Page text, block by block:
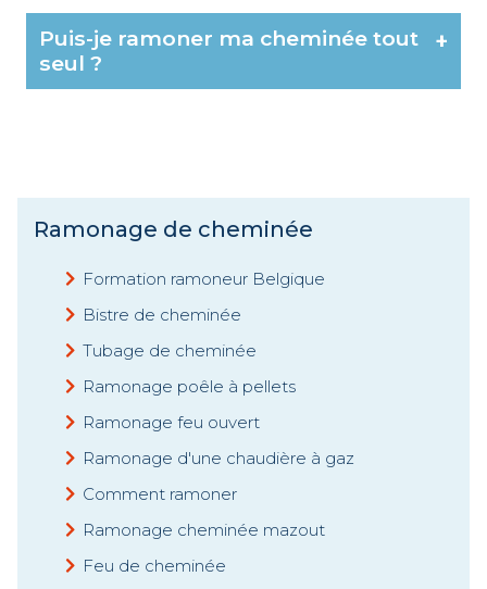
Puis-je ramoner ma cheminée tout
seul ?
+
Ramonage de cheminée
Formation ramoneur Belgique
Bistre de cheminée
Tubage de cheminée
Ramonage poêle à pellets
Ramonage feu ouvert
Ramonage d'une chaudière à gaz
Comment ramoner
Ramonage cheminée mazout
Feu de cheminée